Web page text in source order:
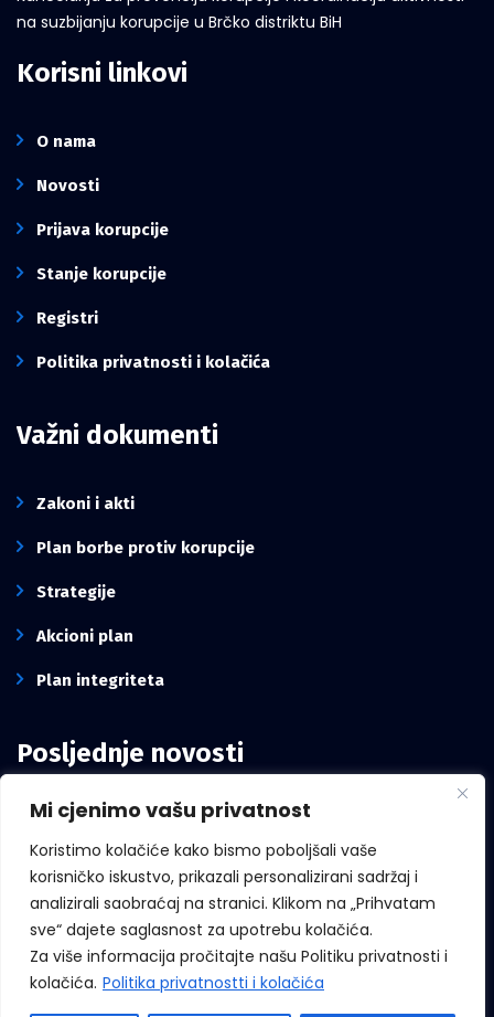
Mi cjenimo vašu privatnost
Koristimo kolačiće kako bismo poboljšali vaše
korisničko iskustvo, prikazali personalizirani sadržaj i
analizirali saobraćaj na stranici. Klikom na „Prihvatam
sve“ dajete saglasnost za upotrebu kolačića.
Za više informacija pročitajte našu Politiku privatnosti i
kolačića. Politika privatnostti i kolačića
na suzbijanju korupcije u Brčko distriktu BiH
Korisni linkovi
O nama
Novosti
Prijava korupcije
Stanje korupcije
Registri
Politika privatnosti i kolačića
Važni dokumenti
Zakoni i akti
Plan borbe protiv korupcije
Strategije
Akcioni plan
Plan integriteta
Posljednje novosti
Intervju pomoćnika direktora Kancelarije,
Mirze Mešanović: Borba protiv korupcije
zavisi i od građana, ne samo od institucija
Međunarodni dan zviždača